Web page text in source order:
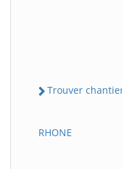
Trouver
RHONE